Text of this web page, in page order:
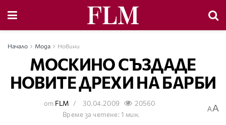
Начало Мода Новини
МОСКИНО СЪЗДАДЕ
НОВИТЕ ДРЕХИ НА БАРБИ
от FLM 30.04.2009
20560
Време за четене: 1 мин.
AA